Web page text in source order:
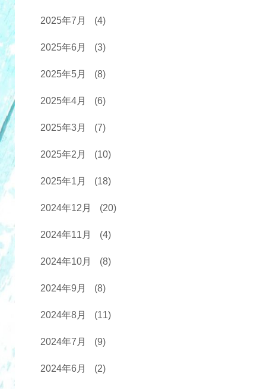
2025年7月 (4)
2025年6月 (3)
2025年5月 (8)
2025年4月 (6)
2025年3月 (7)
2025年2月 (10)
2025年1月 (18)
2024年12月 (20)
2024年11月 (4)
2024年10月 (8)
2024年9月 (8)
2024年8月 (11)
2024年7月 (9)
2024年6月 (2)